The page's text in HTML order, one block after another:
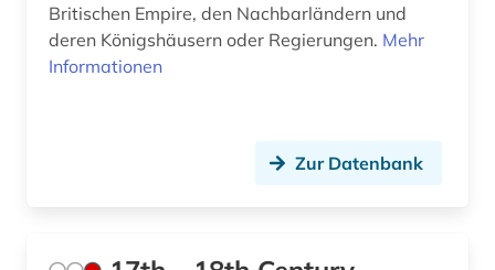
assyriologie (1)
Britischen Empire, den Nachbarländern und
deren Königshäusern oder Regierungen. Mehr
Informationen
Zur Datenbank